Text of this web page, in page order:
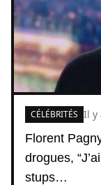
Florent
drogues,
stups…
CÉLÉBRITÉS Il y